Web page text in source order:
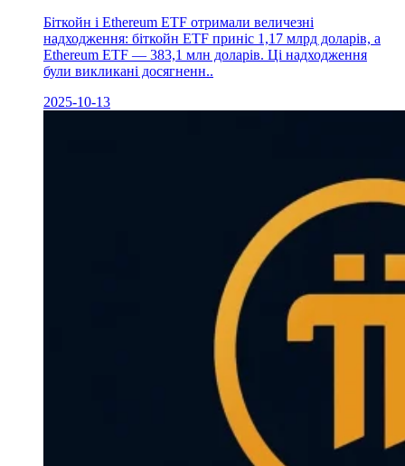
Біткойн і Ethereum ETF отримали величезні
надходження: біткойн ETF приніс 1,17 млрд доларів, а
Ethereum ETF — 383,1 млн доларів. Ці надходження
були викликані досягненн..
2025-10-13